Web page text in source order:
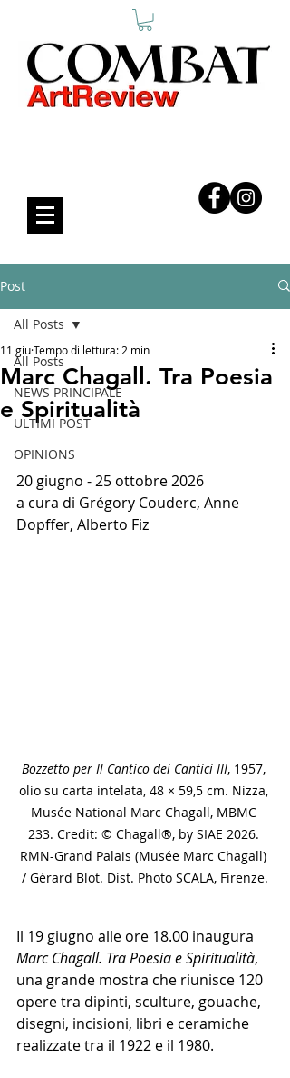
Post
All Posts
NEWS PRINCIPALE
ULTIMI POST
OPINIONS
All Posts
Marc Chagall. Tra Poesia
e Spiritualità
11 giuTempo di lettura: 2 min
20 giugno - 25 ottobre 2026
a cura di Grégory Couderc, Anne
Dopffer, Alberto Fiz
Bozzetto per Il Cantico dei Cantici III, 1957,
olio su carta intelata, 48 × 59,5 cm. Nizza,
Musée National Marc Chagall, MBMC
233. Credit: © Chagall®, by SIAE 2026.
RMN-Grand Palais (Musée Marc Chagall)
/ Gérard Blot. Dist. Photo SCALA, Firenze.
Il 19 giugno alle ore 18.00 inaugura
Marc Chagall. Tra Poesia e Spiritualità,
una grande mostra che riunisce 120
opere tra dipinti, sculture, gouache,
disegni, incisioni, libri e ceramiche
realizzate tra il 1922 e il 1980.